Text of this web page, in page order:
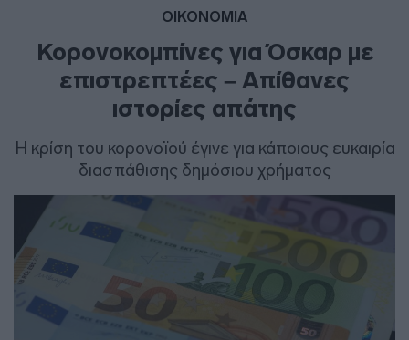
ΟΙΚΟΝΟΜΙΑ
Κορονοκομπίνες για Όσκαρ με
επιστρεπτέες – Απίθανες
ιστορίες απάτης
Η κρίση του κορονοϊού έγινε για κάποιους ευκαιρία
διασπάθισης δημόσιου χρήματος